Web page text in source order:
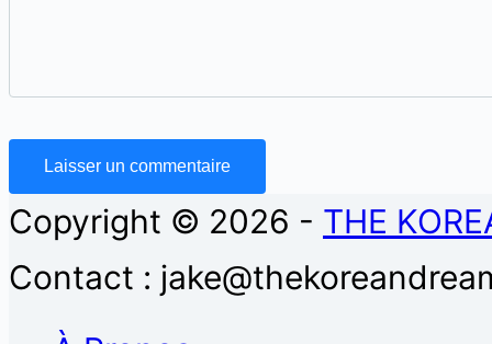
Laisser un commentaire
Copyright © 2026 - THE
Contact :